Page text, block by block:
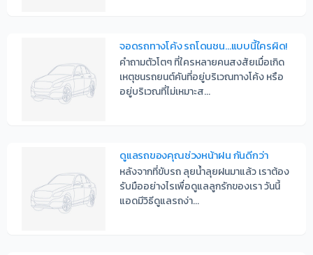
จอดรถทางโค้ง รถโดนชน…แบบนี้ใครผิด!
คำถามตัวโตๆ ที่ใครหลายคนสงสัยเมื่อเกิด
เหตุชนรถยนต์คันที่อยู่บริเวณทางโค้ง หรือ
อยู่บริเวณที่ไม่เหมาะส...
ดูแลรถของคุณช่วงหน้าฝน กันดีกว่า
หลังจากที่ขับรถ ลุยน้ำลุยฝนมาแล้ว เราต้อง
รับมืออย่างไรเพื่อดูแลลูกรักของเรา วันนี้
แอดมีวิธีดูแลรถง่า...